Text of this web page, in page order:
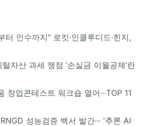
인수까지" 로킷·인클루디드·힌지,
자산 과세 쟁점 ‘손실금 이월공제’란
업콘테스트 워크숍 열어···TOP 11
성능검증 백서 발간··· '추론 AI